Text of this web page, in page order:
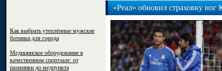
Как выбрать утеплённые мужские
ботинки для города
Медицинское оборудование в
качественном спортзале: от
разминки до медпункта
«Реал» обновил страховку